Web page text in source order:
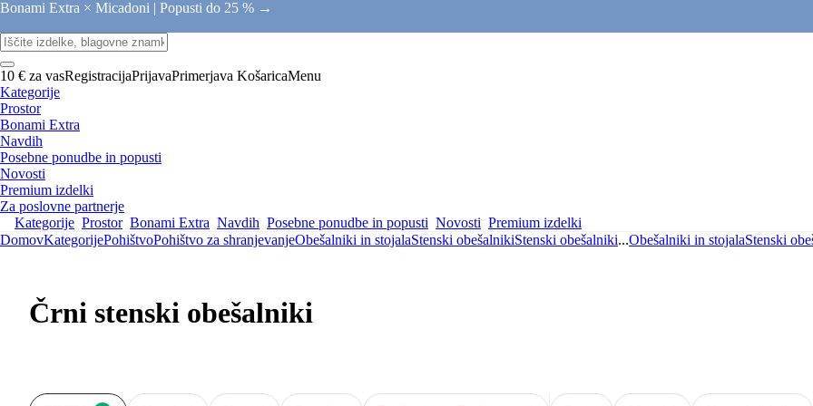
Bonami Extra × Micadoni | Popusti do 25 % →
10 € za vasRegistracijaPrijavaPrimerjava KošaricaMenu
Kategorije
Prostor
Bonami Extra
Navdih
Posebne ponudbe in popusti
Novosti
Premium izdelki
Za poslovne partnerje
Kategorije Prostor Bonami Extra Navdih Posebne ponudbe in popusti Novosti Premium izdelki
DomovKategorijePohištvoPohištvo za shranjevanjeObešalniki in stojalaStenski obešalnikiStenski obešalniki...Obešalniki in stojalaStenski
Črni stenski obešalniki